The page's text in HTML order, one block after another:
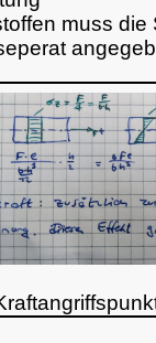
muss die